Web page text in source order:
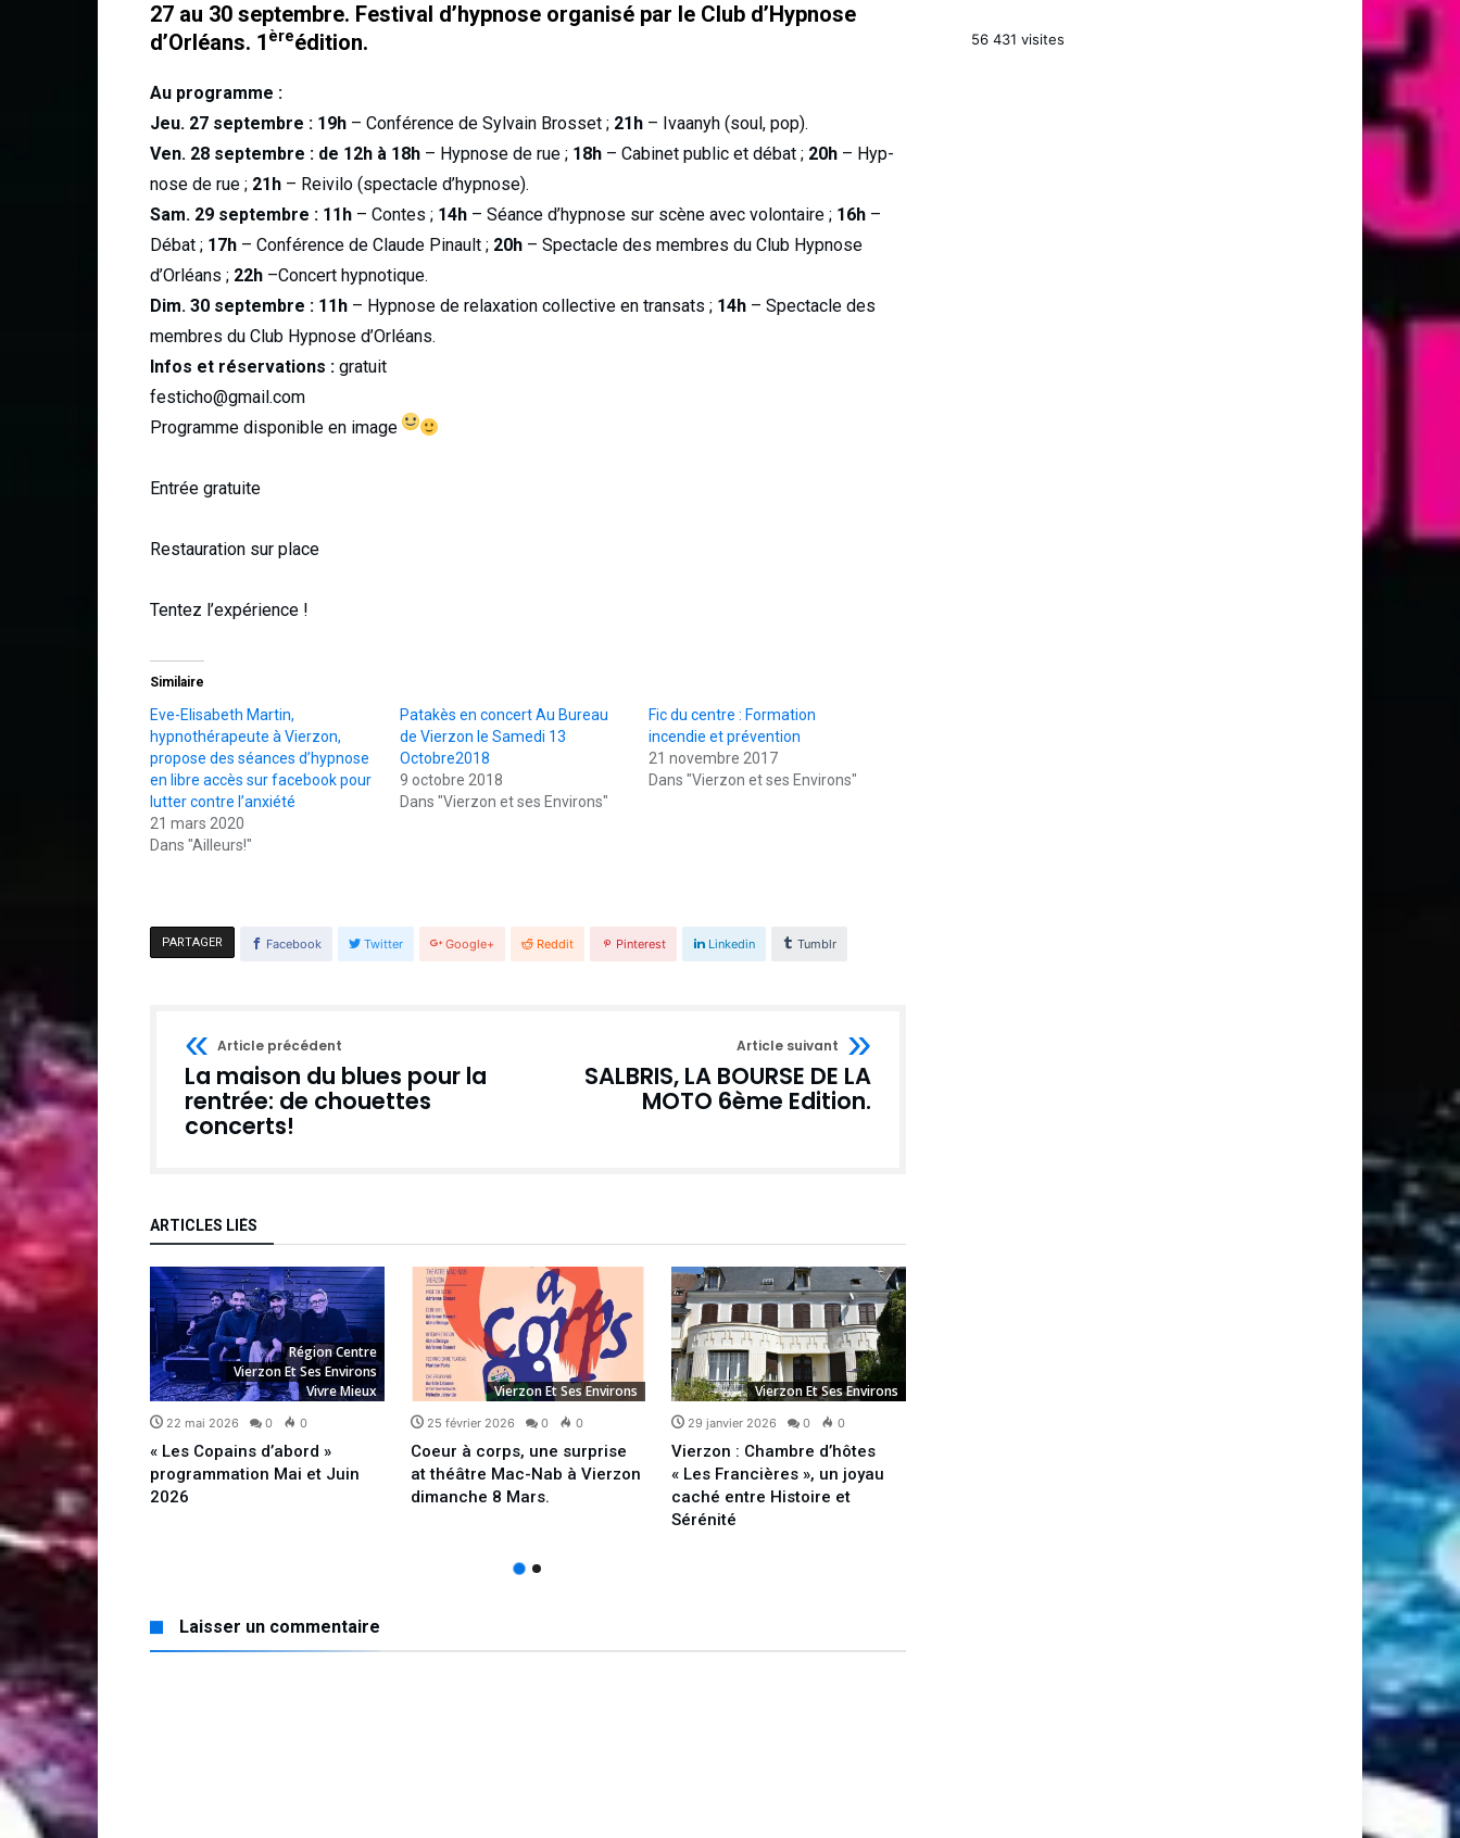
27 au 30 septembre. Festival d’hypnose organisé par le Club d’Hyp­nose
d’Orléans. 1 èreédition.
Au programme :
Jeu. 27 septembre : 19h – Conférence de Sylvain Brosset ; 21h – Ivaanyh (soul, pop).
Ven. 28 septembre : de 12h à 18h – Hypnose de rue ; 18h – Cabinet public et débat ; 20h – Hyp­
nose de rue ; 21h – Reivilo (spectacle d’hypnose).
Sam. 29 septembre : 11h – Contes ; 14h – Séance d’hypnose sur scène avec volontaire ; 16h –
Débat ; 17h – Conférence de Claude Pinault ; 20h – Spectacle des membres du Club Hypnose
d’Orléans ; 22h –Concert hypnotique.
Dim. 30 septembre : 11h – Hypnose de relaxa­tion collective en transats ; 14h – Spectacle des
membres du Club Hypnose d’Orléans.
Infos et réservations : gratuit
festicho@gmail.com
Programme disponible en image
Entrée gratuite
Restauration sur place
Tentez l’expérience !
Similaire
Eve-Elisabeth Martin,
hypnothérapeute à Vierzon,
propose des séances d’hypnose
en libre accès sur facebook pour
lutter contre l’anxiété
21 mars 2020
Dans "Ailleurs!"
Patakès en concert Au Bureau
de Vierzon le Samedi 13
Octobre2018
9 octobre 2018
Dans "Vierzon et ses Environs"
Fic du centre : Formation
incendie et prévention
21 novembre 2017
Dans "Vierzon et ses Environs"
PARTAGER Facebook Twitter Google+ Reddit Pinterest Linkedin Tumblr
Article précédent
La maison du blues pour la
rentrée: de chouettes
concerts!
Article suivant
SALBRIS, LA BOURSE DE LA
MOTO 6ème Edition.
ARTICLES LIÉS
Vivre Mieux
0
appel
Région Centre
Vierzon Et Ses Environs
Vivre Mieux
22 mai 2026 0 0
« Les Copains d’abord »
programmation Mai et Juin
2026
Vierzon Et Ses Environs
25 février 2026 0 0
Coeur à corps, une surprise
at théâtre Mac-Nab à Vierzon
dimanche 8 Mars.
Vierzon Et Ses Environs
29 janvier 2026 0 0
Vierzon : Chambre d’hôtes
« Les Francières », un joyau
caché entre Histoire et
Sérénité
Région Centre
Vierzon Et Ses Environs
Vivre Mieux
Laisser un commentaire
56 431 visites